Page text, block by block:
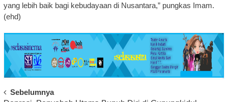
yang lebih baik bagi kebudayaan di Nusantara,” pungkas Imam.
(ehd)
Post
Sebelumnya